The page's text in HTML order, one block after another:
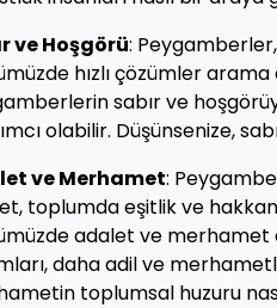
ve Hoşgörü: Peygamberler,
hızlı çözümler
sabır ve
olabilir. Düşünsenize,
ve Merhamet:
toplumda eşitlik ve
adalet ve merhamet
daha adil ve
toplumsal huzuru